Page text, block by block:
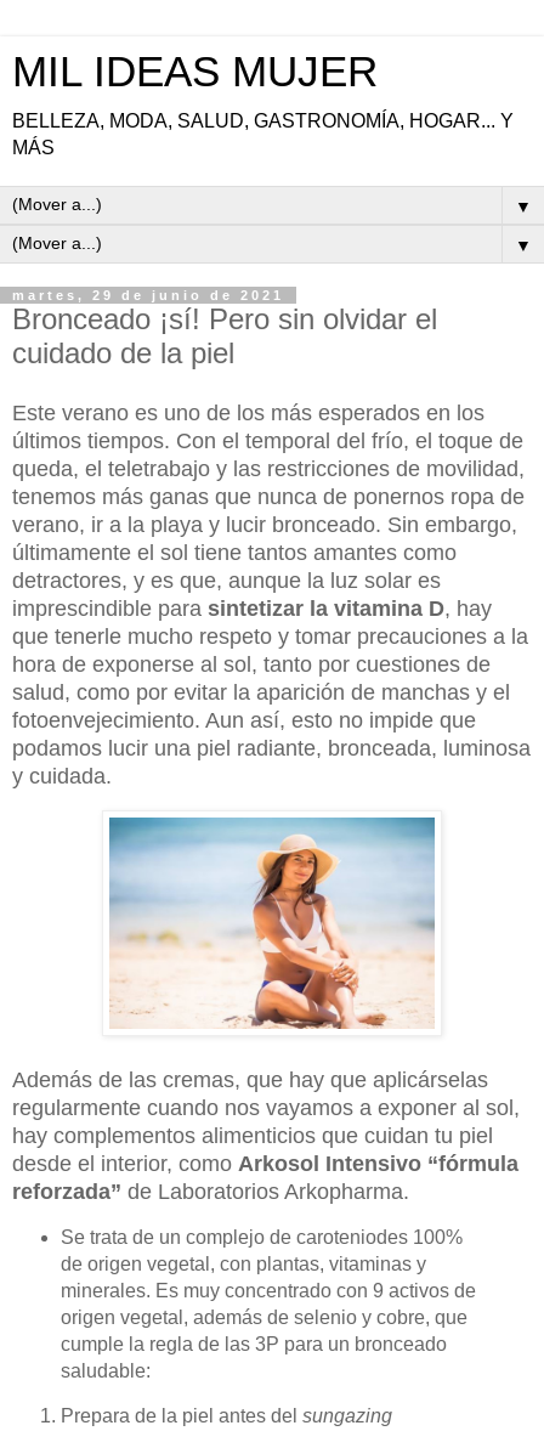
MIL IDEAS MUJER
BELLEZA, MODA, SALUD, GASTRONOMÍA, HOGAR... Y
MÁS
▼
▼
martes, 29 de junio de 2021
Bronceado ¡sí! Pero sin olvidar el
cuidado de la piel
Este verano es uno de los más esperados en los
últimos tiempos. Con el temporal del frío, el toque de
queda, el teletrabajo y las restricciones de movilidad,
tenemos más ganas que nunca de ponernos ropa de
verano, ir a la playa y lucir bronceado. Sin embargo,
últimamente el sol tiene tantos amantes como
detractores, y es que, aunque la luz solar es
imprescindible para sintetizar la vitamina D, hay
que tenerle mucho respeto y tomar precauciones a la
hora de exponerse al sol, tanto por cuestiones de
salud, como por evitar la aparición de manchas y el
fotoenvejecimiento. Aun así, esto no impide que
podamos lucir una piel radiante, bronceada, luminosa
y cuidada.
Además de las cremas, que hay que aplicárselas
regularmente cuando nos vayamos a exponer al sol,
hay complementos alimenticios que cuidan tu piel
desde el interior, como Arkosol Intensivo “fórmula
reforzada” de Laboratorios Arkopharma.
Se trata de un complejo de caroteniodes 100%
de origen vegetal, con plantas, vitaminas y
minerales. Es muy concentrado con 9 activos de
origen vegetal, además de selenio y cobre, que
cumple la regla de las 3P para un bronceado
saludable:
Prepara de la piel antes del sungazing